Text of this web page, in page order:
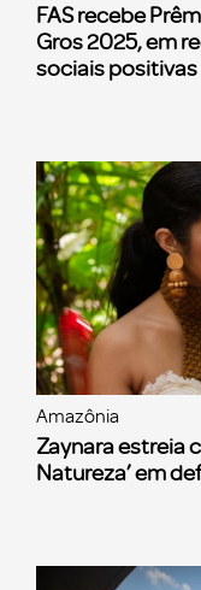
FAS recebe
Gros 2025, em
sociais positivas
Amazônia
Zaynara estreia
Natureza’ em